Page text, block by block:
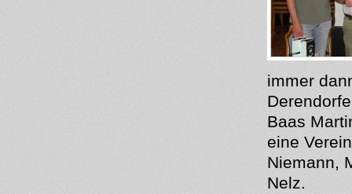
immer
Baas
eine
Niemann,
Nelz.